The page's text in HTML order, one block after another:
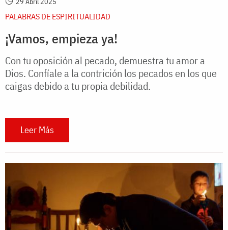
PALABRAS DE ESPIRITUALIDAD
¡Vamos, empieza ya!
Con tu oposición al pecado, demuestra tu amor a
Dios. Confíale a la contrición los pecados en los que
caigas debido a tu propia debilidad.
Leer Más